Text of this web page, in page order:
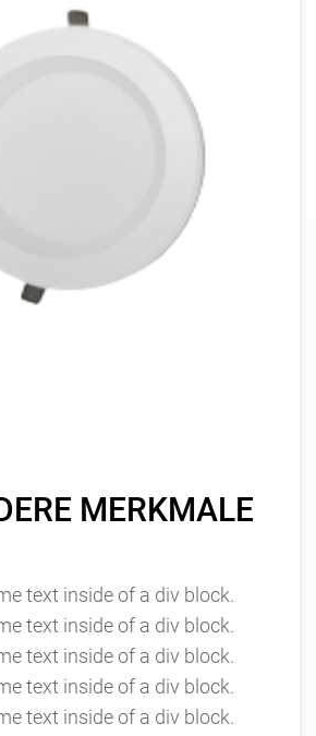
MERKMALE
text inside of a div block.
text inside of a div block.
text inside of a div block.
text inside of a div block.
text inside of a div block.